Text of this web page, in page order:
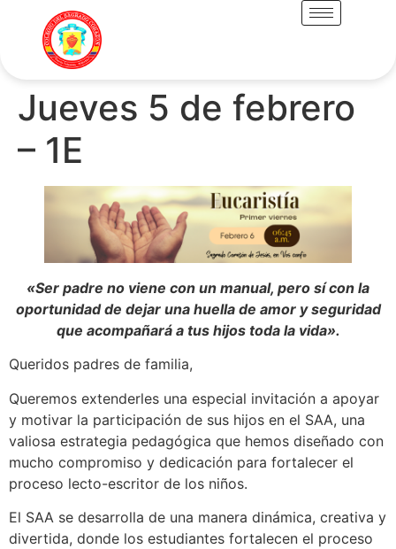
Jueves 5 de febrero
– 1E
«Ser padre no viene con un manual, pero sí con la
oportunidad de dejar una huella de amor y seguridad
que acompañará a tus hijos toda la vida».
Queridos padres de familia,
Queremos extenderles una especial invitación a apoyar
y motivar la participación de sus hijos en el SAA, una
valiosa estrategia pedagógica que hemos diseñado con
mucho compromiso y dedicación para fortalecer el
proceso lecto-escritor de los niños.
El SAA se desarrolla de una manera dinámica, creativa y
divertida, donde los estudiantes fortalecen el proceso